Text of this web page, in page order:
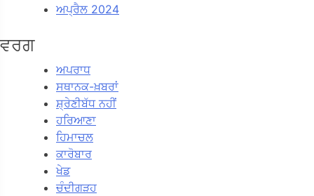
ਅਪ੍ਰੈਲ 2024
ਵਰਗ
ਅਪਰਾਧ
ਸਥਾਨਕ-ਖ਼ਬਰਾਂ
ਸ਼੍ਰੇਣੀਬੱਧ ਨਹੀਂ
ਹਰਿਆਣਾ
ਹਿਮਾਚਲ
ਕਾਰੋਬਾਰ
ਖੇਡ
ਚੰਦੀਗੜਹ